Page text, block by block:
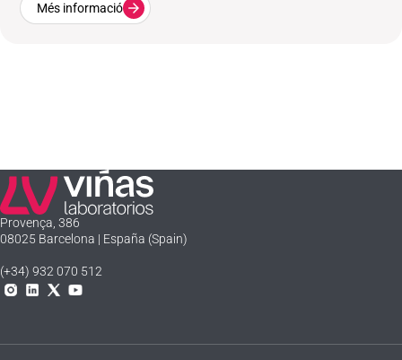
Més informació
Laboratorios Viñas
Provença, 386
08025 Barcelona | España (Spain)
(+34) 932 070 512
Instagram
Linkedln
X YouTube